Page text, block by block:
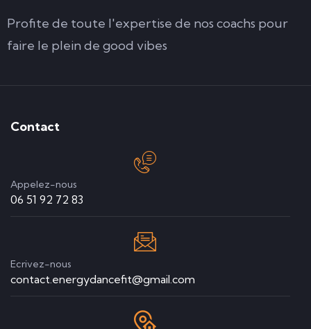
Profite de toute l'expertise de nos coachs pour
faire le plein de good vibes
Contact
Appelez-nous
06 51 92 72 83
Ecrivez-nous
contact.energydancefit@gmail.com